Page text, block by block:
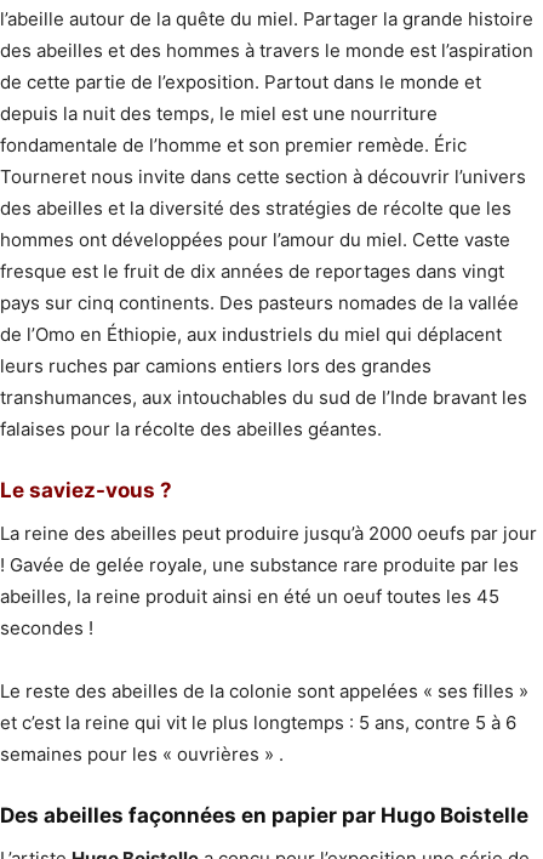
l’abeille autour de la quête du miel. Partager la grande histoire
des abeilles et des hommes à travers le monde est l’aspiration
de cette partie de l’exposition. Partout dans le monde et
depuis la nuit des temps, le miel est une nourriture
fondamentale de l’homme et son premier remède. Éric
Tourneret nous invite dans cette section à découvrir l’univers
des abeilles et la diversité des stratégies de récolte que les
hommes ont développées pour l’amour du miel. Cette vaste
fresque est le fruit de dix années de reportages dans vingt
pays sur cinq continents. Des pasteurs nomades de la vallée
de l’Omo en Éthiopie, aux industriels du miel qui déplacent
leurs ruches par camions entiers lors des grandes
transhumances, aux intouchables du sud de l’Inde bravant les
falaises pour la récolte des abeilles géantes.
Le saviez-vous ?
La reine des abeilles peut produire jusqu’à 2000 oeufs par jour
! Gavée de gelée royale, une substance rare produite par les
abeilles, la reine produit ainsi en été un oeuf toutes les 45
secondes !
Le reste des abeilles de la colonie sont appelées « ses filles »
et c’est la reine qui vit le plus longtemps : 5 ans, contre 5 à 6
semaines pour les « ouvrières » .
Des abeilles façonnées en papier par Hugo Boistelle